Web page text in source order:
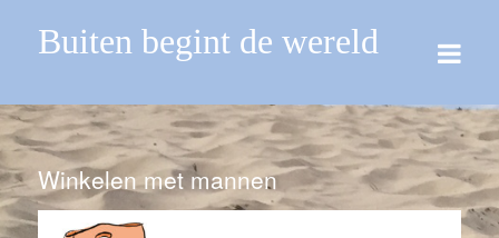
Buiten begint de wereld
Winkelen met mannen